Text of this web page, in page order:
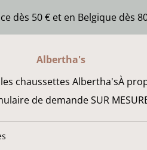
dès 50 € et en Belgique dès
Albertha's
chaussettes Albertha'sÀ
de demande SUR